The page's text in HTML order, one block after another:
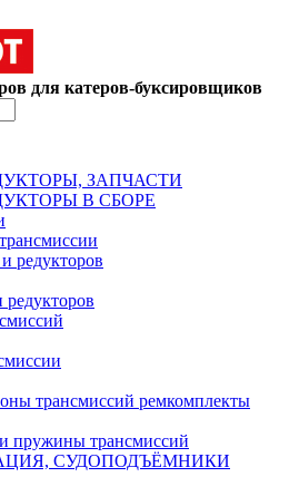
для катеров-буксировщиков
ЗАПЧАСТИ
В СБОРЕ
редукторов
трансмиссий ремкомплекты
пружины трансмиссий
СУДОПОДЪЁМНИКИ